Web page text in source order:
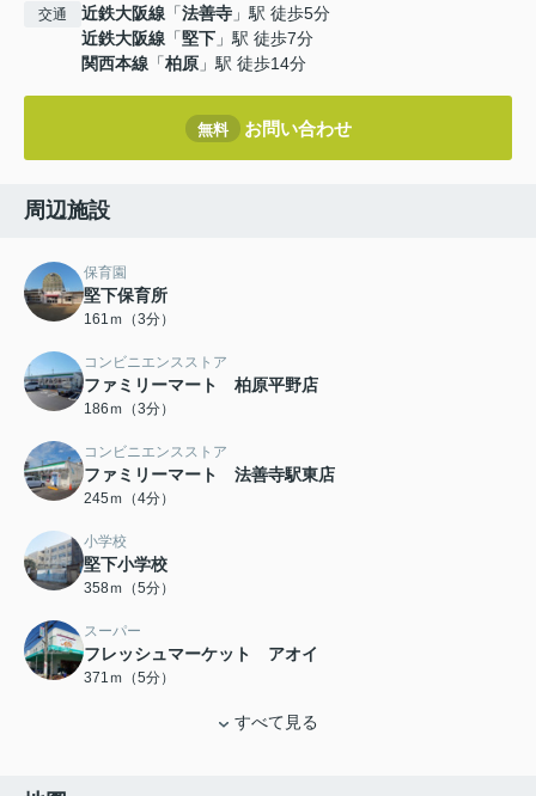
交通 近鉄大阪線 「法善寺 」駅 徒歩5分
近鉄大阪線 「堅下 」駅 徒歩7分
関西本線 「柏原 」駅 徒歩14分
無料 お問い合わせ
周辺施設
保育園
堅下保育所
161ｍ（3分）
コンビニエンスストア
ファミリーマート 柏原平野店
186ｍ（3分）
コンビニエンスストア
ファミリーマート 法善寺駅東店
245ｍ（4分）
小学校
堅下小学校
358ｍ（5分）
スーパー
フレッシュマーケット アオイ
371ｍ（5分）
すべて見る